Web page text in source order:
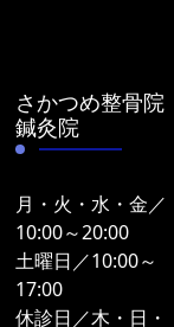
さかつめ整骨院
鍼灸院
月・火・水・金／
10:00～20:00
土曜日／10:00～
17:00
休診日／木・日・